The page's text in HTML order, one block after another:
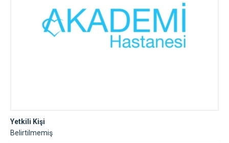
Yetkili Kişi
Belirtilmemiş